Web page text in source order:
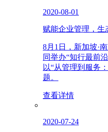
2020-08-01
赋能企业管理，
8月1日，新加坡·
同举办“知行最前
以“从管理到服务
题。
查看详情
2020-07-24